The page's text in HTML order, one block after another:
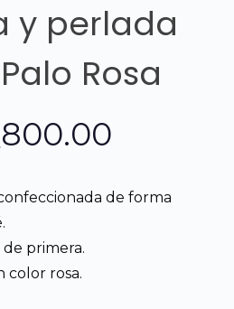
y perlada
Rosa
800.00
precio
de forma
primera.
color rosa.